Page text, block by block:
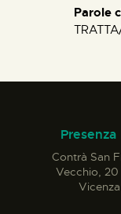
Parole
Presenza
Contrà San
Vecchio, 20